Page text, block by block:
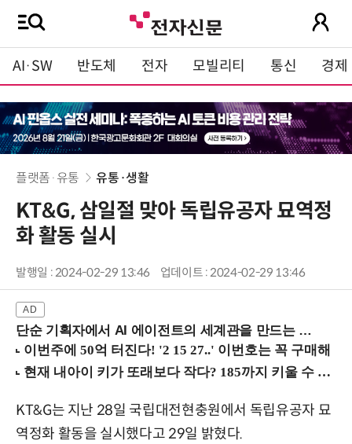
AI·SW 반도체 전자 모빌리티 통신 경제
플랫폼·유통 유통·생활
KT&G, 삼일절 맞아 독립유공자 묘역정
화 활동 실시
발행일 : 2024-02-29 13:46 업데이트 : 2024-02-29 13:46
단순 기획자에서 AI 에이전트의 세계관을 만드는 지식 설계자로.. (8/20 강남역)
KT&G는 지난 28일 국립대전현충원에서 독립유공자 묘
역정화 활동을 실시했다고 29일 밝혔다.